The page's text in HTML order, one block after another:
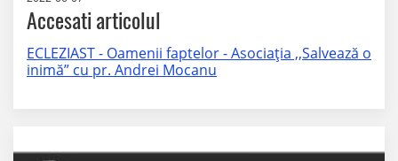
Accesati articolul
ECLEZIAST - Oamenii faptelor - Asociația ,,Salvează o
inimă” cu pr. Andrei Mocanu